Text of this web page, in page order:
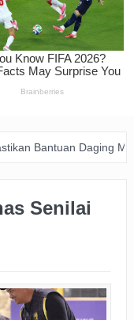
Daging Menjangkau
Senilai